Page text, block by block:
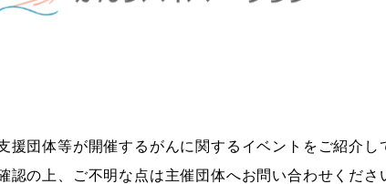
団体等が開催するがんに関するイベントをご紹介し
の上、ご不明な点は主催団体へお問い合わせくださ